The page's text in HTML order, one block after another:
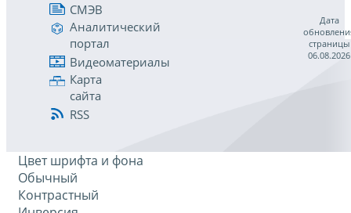
СМЭВ
Аналитический
портал
Видеоматериалы
Карта
сайта
RSS
Дата
страницы
06.08.2026
Цвет шрифта и фона
Обычный
Контрастный